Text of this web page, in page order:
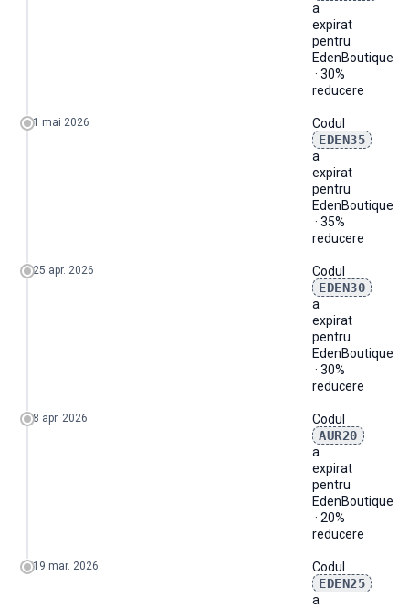
a
expirat
pentru
EdenBoutique
· 30%
reducere
1 mai 2026
Codul
EDEN35
a
expirat
pentru
EdenBoutique
· 35%
reducere
25 apr. 2026
Codul
EDEN30
a
expirat
pentru
EdenBoutique
· 30%
reducere
8 apr. 2026
Codul
AUR20
a
expirat
pentru
EdenBoutique
· 20%
reducere
19 mar. 2026
Codul
EDEN25
a